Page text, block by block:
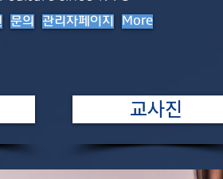
문의 관리자페이지 More
교사진